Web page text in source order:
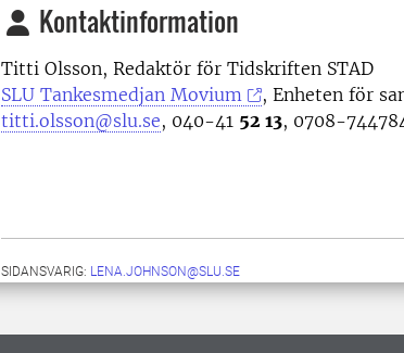
Kontaktinformation
Titti Olsson, Redaktör för Tidskriften STAD
SLU Tankesmedjan Movium
, Enheten för
titti.olsson@slu.se, 040-41 52 13, 0708-
SIDANSVARIG: LENA.JOHNSON@SLU.SE